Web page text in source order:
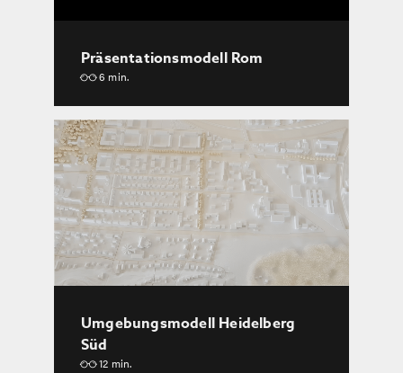
Präsentationsmodell Rom
6 min.
Umgebungsmodell Heidelberg
Süd
12 min.